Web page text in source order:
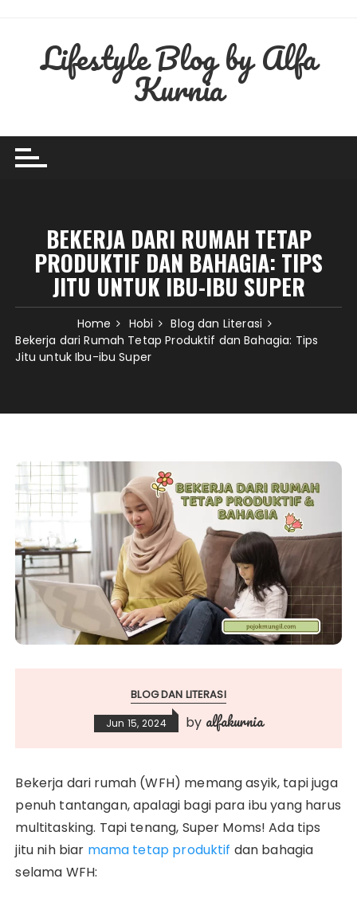
contentLifestyle Blog by Alfa
Kurnia
BEKERJA DARI RUMAH TETAP
PRODUKTIF DAN BAHAGIA: TIPS
JITU UNTUK IBU-IBU SUPER
Home Hobi
Blog dan Literasi
Bekerja dari Rumah Tetap Produktif dan Bahagia: Tips
Jitu untuk Ibu-ibu Super
BLOG DAN LITERASI
Jun 15, 2024 by alfakurnia
Bekerja dari rumah (WFH) memang asyik, tapi juga
penuh tantangan, apalagi bagi para ibu yang harus
multitasking. Tapi tenang, Super Moms! Ada tips
jitu nih biar mama tetap produktif dan bahagia
selama WFH: